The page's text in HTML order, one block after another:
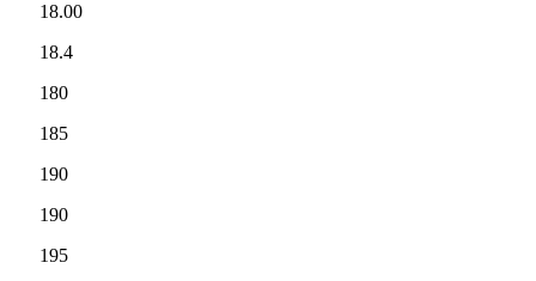
18.00
18.4
180
185
190
190
195